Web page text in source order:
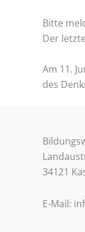
Bitte
Der
Am 11.
des
34121
E-Mail: